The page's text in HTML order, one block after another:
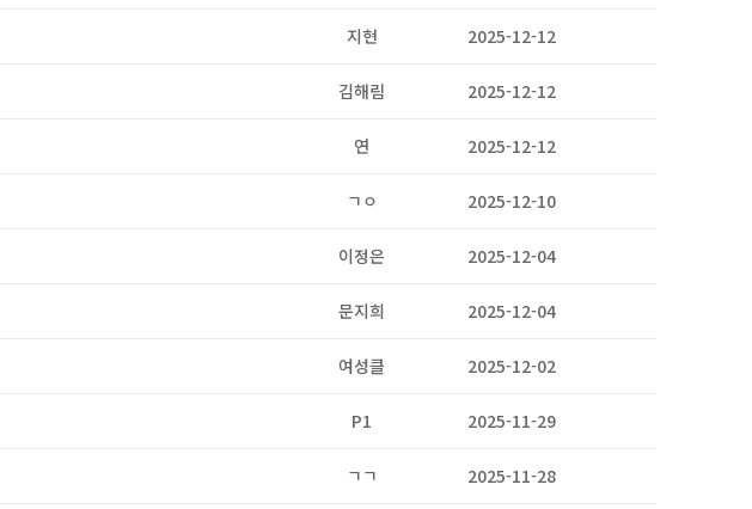
지현 2025-12-12
김해림 2025-12-12
연 2025-12-12
ㄱㅇ 2025-12-10
이정은 2025-12-04
문지희 2025-12-04
여성클 2025-12-02
P1 2025-11-29
ㄱㄱ 2025-11-28